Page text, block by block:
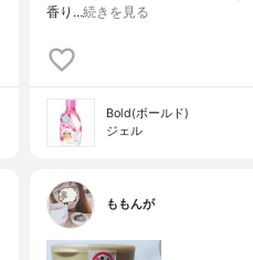
香り…続きを見る
Bold(ボールド)
ジェル
ももんが